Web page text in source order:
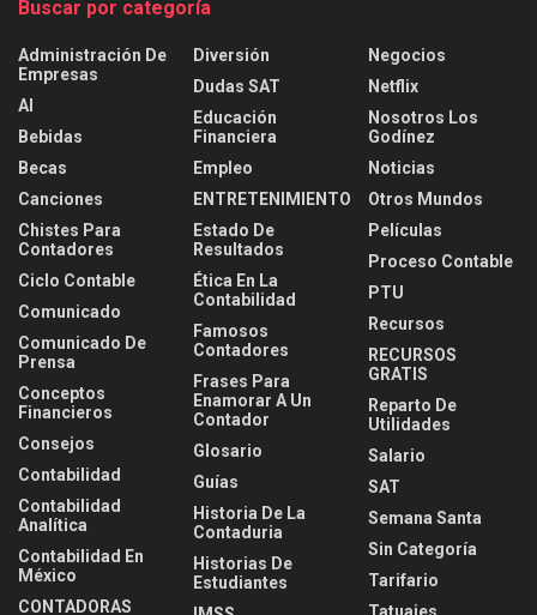
Buscar por categoría
Administración De
Empresas
AI
Bebidas
Becas
Canciones
Chistes Para
Contadores
Ciclo Contable
Comunicado
Comunicado De
Prensa
Conceptos
Financieros
Consejos
Contabilidad
Contabilidad
Analítica
Contabilidad En
México
CONTADORAS
Diversión
Dudas SAT
Educación
Financiera
Empleo
ENTRETENIMIENTO
Estado De
Resultados
Ética En La
Contabilidad
Famosos
Contadores
Frases Para
Enamorar A Un
Contador
Glosario
Guías
Historia De La
Contaduria
Historias De
Estudiantes
Negocios
Netflix
Nosotros Los
Godínez
Noticias
Otros Mundos
Películas
Proceso Contable
PTU
Recursos
RECURSOS
GRATIS
Reparto De
Utilidades
Salario
SAT
Semana Santa
Sin Categoría
Tarifario